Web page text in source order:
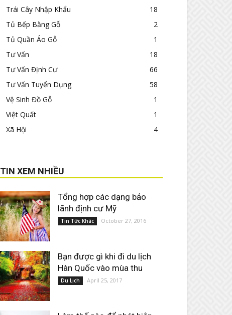
Trái Cây Nhập Khẩu
18
Tủ Bếp Bằng Gỗ
2
Tủ Quần Áo Gỗ
1
Tư Vấn
18
Tư Vấn Định Cư
66
Tư Vấn Tuyển Dụng
58
Vệ Sinh Đồ Gỗ
1
Việt Quất
1
Xã Hội
4
TIN XEM NHIỀU
Tổng hợp các dạng bảo
lãnh định cư Mỹ
Tin Tức Khác October 27, 2016
Bạn được gì khi đi du lịch
Hàn Quốc vào mùa thu
Du Lịch April 25, 2017